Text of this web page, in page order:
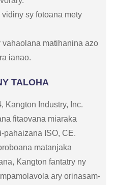
sy fotoana mety
matihanina azo
ianao.
TALOHA
Kangton Industry, Inc.
fitaovana miaraka
pahaizana ISO, CE.
matanjaka
Kangton fantatry ny
ary orinasam-